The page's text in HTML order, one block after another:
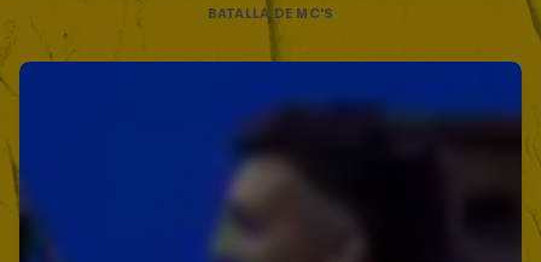
BATALLA DE MC'S